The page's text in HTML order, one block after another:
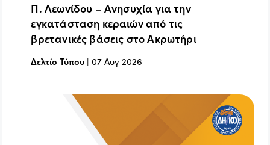
Π. Λεωνίδου – Ανησυχία για την
εγκατάσταση κεραιών από τις
βρετανικές βάσεις στο Ακρωτήρι
Δελτίο Τύπου |07 Αυγ 2026